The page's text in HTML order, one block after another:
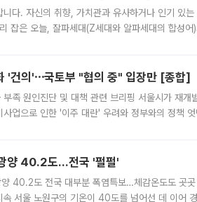
니다. 자신의 취향, 가치관과 유사하거나 인기 있
잡은 오늘, 잘파세대(Z세대와 알파세대의 합성어
'건의'⋯국토부 "협의 중" 입장만 [종합]
족 원인진단 및 대책 관련 브리핑 서울시가 재개
업으로 인한 '이주 대란' 우려와 정부와의 정책
양 40.2도…전국 '펄펄'
40.2도 전국 대부분 폭염특보…체감온도도 곳
서울 노원구의 기온이 40도를 넘어선 데 이어